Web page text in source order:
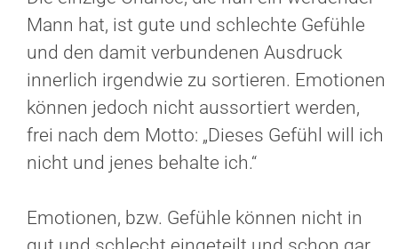
Mann hat, ist gute und schlechte Gefühle
und den damit verbundenen Ausdruck
innerlich irgendwie zu sortieren. Emotionen
können jedoch nicht aussortiert werden,
frei nach dem Motto: „Dieses Gefühl will ich
nicht und jenes behalte ich.“
Emotionen, bzw. Gefühle können nicht in